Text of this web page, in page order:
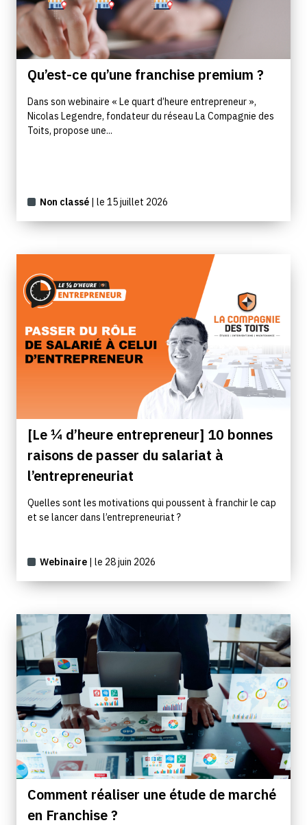
Qu’est-ce qu’une franchise premium ?
Dans son webinaire « Le quart d’heure entrepreneur »,
Nicolas Legendre, fondateur du réseau La Compagnie des
Toits, propose une...
Non classé | le 15 juillet 2026
[Le ¼ d’heure entrepreneur] 10 bonnes
raisons de passer du salariat à
l’entrepreneuriat
Quelles sont les motivations qui poussent à franchir le cap
et se lancer dans l’entrepreneuriat ?
Webinaire | le 28 juin 2026
Comment réaliser une étude de marché
en Franchise ?